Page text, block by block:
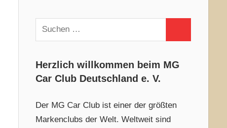
Suchen
nach:
Herzlich willkommen beim MG
Car Club Deutschland e. V.
Der MG Car Club ist einer der größten
Markenclubs der Welt. Weltweit sind